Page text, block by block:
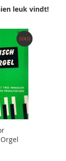
leuk vindt!